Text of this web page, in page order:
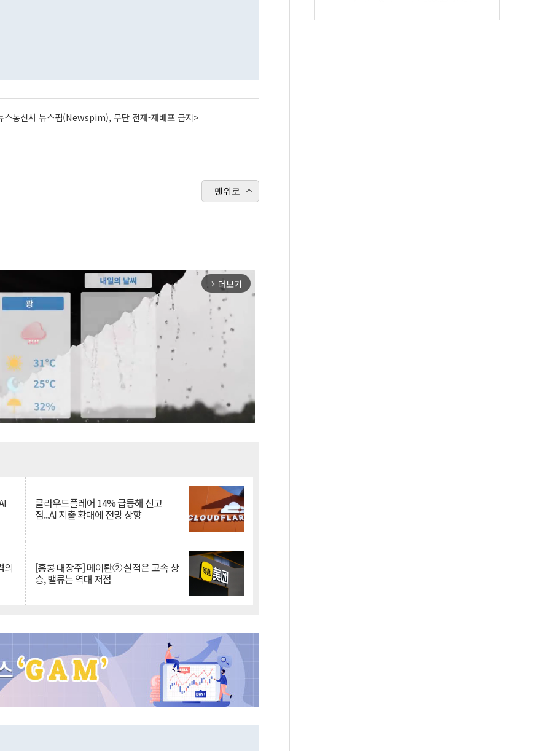
스통신사 뉴스핌(Newspim), 무단 전재-재배포 금지>
맨위로
arrow_forward_ios 더보기
클라우드플레어 14% 급등해 신고
점...AI 지출 확대에 전망 상향
의 [홍콩 대장주] 메이퇀② 실적은 고속 상
승, 밸류는 역대 저점